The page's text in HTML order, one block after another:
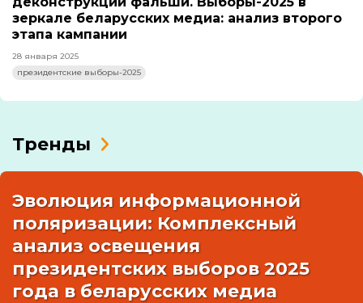
зеркале беларусских медиа: анализ второго
этапа кампании
28 января 2025
президентские выборы-2025
Тренды
Эволюция информационной
поляризации: Комплексный
анализ освещения
президентских выборов 2025
года в беларусских медиа